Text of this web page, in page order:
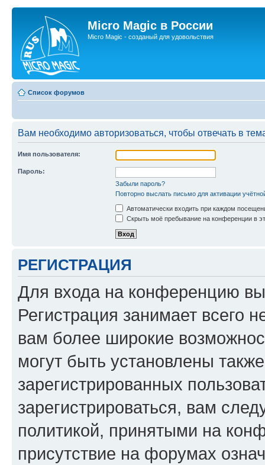
Micro Magic в России
Micro Magic - созданый для удовольствия
Список форумов
Вам необходимо авторизоваться, чтобы отвечать в
Имя пользователя:
Пароль:
Забыли пароль?
Повторно выслать письмо для активации
Автоматически входить при каждом
Скрыть моё пребывание на конференции в
РЕГИСТРАЦИЯ
Для входа на конференцию
Регистрация занимает всего
вам более широкие
могут быть установлены
зарегистрированных
зарегистрироваться, вам
политикой, принятыми на
присутствие на форумах